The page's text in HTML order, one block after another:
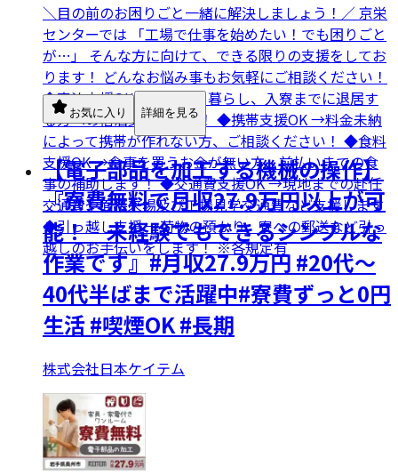
＼目の前のお困りごと一緒に解決しましょう！／ 京栄
センターでは 「工場で仕事を始めたい！でも困りごと
が…」 そんな方に向けて、できる限りの支援をしてお
ります！ どんなお悩み事もお気軽にご相談ください！
◆宿泊支援OK →ネカフェ暮らし、入寮までに退居す
る方への宿泊支援します！ ◆携帯支援OK →料金未納
によって携帯が作れない方、ご相談ください！ ◆食料
支援OK →食事を買うお金が無い方、前払いまでの食
事の補助します！ ◆交通費支援OK →現地までの赴任
交通費や面接来場及び工場見学交通費など支援します
◆引っ越し支援 →荷物の預かり、寮への郵送など引っ
越しのお手伝いをします！ ※各規定有
お気に入り 詳細を見る
【電子部品を加工する機械の操作】
『寮費無料で月収27.9万円以上が可
能！ 未経験でもできるシンプルな
作業です』#月収27.9万円 #20代～
40代半ばまで活躍中#寮費ずっと0円
生活 #喫煙OK #長期
株式会社日本ケイテム